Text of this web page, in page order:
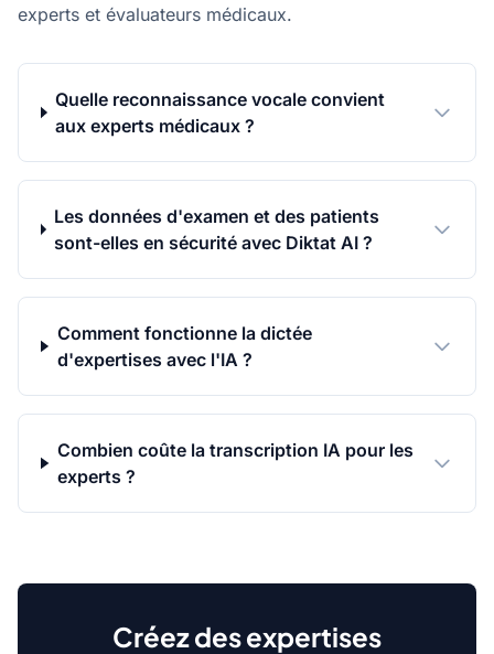
experts et évaluateurs médicaux.
Quelle reconnaissance vocale convient
aux experts médicaux ?
Les données d'examen et des patients
sont-elles en sécurité avec Diktat AI ?
Comment fonctionne la dictée
d'expertises avec l'IA ?
Combien coûte la transcription IA pour les
experts ?
Créez des expertises